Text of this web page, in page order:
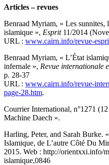
Articles – revues
Benraad Myriam, « Les sunnites,
islamique », Esprit11/2014
URL : www.cairn.info/revue-
Benraad Myriam, « L’État
infernale », Revue internationale
p. 28-37
URL : www.cairn.info/revue-
page-28.htm.
Courrier International, n°1271
Machine Daech ».
Harling, Peter, and Sarah Burke.
Islamique, de L’autre Côté Du
2015. Web : http://orientxxi.info/
islamique,0846